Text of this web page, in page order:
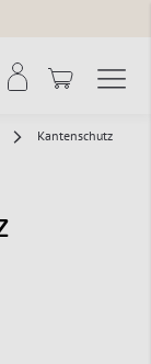
Kantenschutz